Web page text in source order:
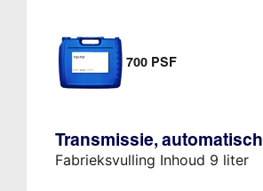
700 PSF
Transmissie, automatisch
Fabrieksvulling Inhoud 9 liter